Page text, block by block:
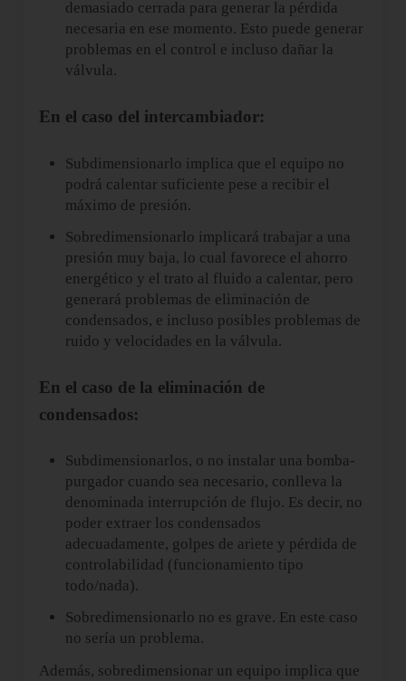
demasiado cerrada para generar la pérdida
necesaria en ese momento. Esto puede generar
problemas en el control e incluso dañar la
válvula.
En el caso del intercambiador:
Subdimensionarlo implica que el equipo no
podrá calentar suficiente pese a recibir el
máximo de presión.
Sobredimensionarlo implicará trabajar a una
presión muy baja, lo cual favorece el ahorro
energético y el trato al fluido a calentar, pero
generará problemas de eliminación de
condensados, e incluso posibles problemas de
ruido y velocidades en la válvula.
En el caso de la eliminación de
condensados:
Subdimensionarlos, o no instalar una bomba-
purgador cuando sea necesario, conlleva la
denominada interrupción de flujo. Es decir, no
poder extraer los condensados
adecuadamente, golpes de ariete y pérdida de
controlabilidad (funcionamiento tipo
todo/nada).
Sobredimensionarlo no es grave. En este caso
no sería un problema.
Además, sobredimensionar un equipo implica que